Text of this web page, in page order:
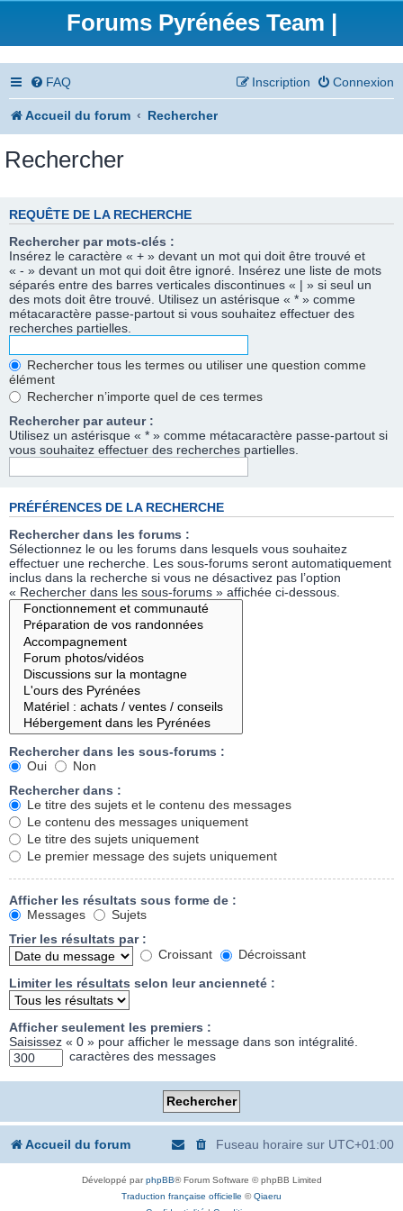
Forums Pyrénées Team |
FAQ Connexion
Inscription
Accueil du forum Rechercher
Rechercher
REQUÊTE DE LA RECHERCHE
Rechercher par mots-clés :
Insérez le caractère « + » devant un mot qui doit être trouvé et
« - » devant un mot qui doit être ignoré. Insérez une liste de mots
séparés entre des barres verticales discontinues « | » si seul un
des mots doit être trouvé. Utilisez un astérisque « * » comme
métacaractère passe-partout si vous souhaitez effectuer des
recherches partielles.
Rechercher tous les termes ou utiliser une question comme
élément
Rechercher n’importe quel de ces termes
Rechercher par auteur :
Utilisez un astérisque « * » comme métacaractère passe-partout si
vous souhaitez effectuer des recherches partielles.
PRÉFÉRENCES DE LA RECHERCHE
Rechercher dans les forums :
Sélectionnez le ou les forums dans lesquels vous souhaitez
effectuer une recherche. Les sous-forums seront automatiquement
inclus dans la recherche si vous ne désactivez pas l’option
« Rechercher dans les sous-forums » affichée ci-dessous.
Rechercher dans les sous-forums :
Oui
Non
Rechercher dans :
Le titre des sujets et le contenu des messages
Le contenu des messages uniquement
Le titre des sujets uniquement
Le premier message des sujets uniquement
Afficher les résultats sous forme de :
Messages
Sujets
Trier les résultats par :
Croissant
Décroissant
Limiter les résultats selon leur ancienneté :
Afficher seulement les premiers :
Saisissez « 0 » pour afficher le message dans son intégralité.
caractères des messages
Accueil du forum Fuseau horaire sur UTC+01:00
Développé parphpBB® Forum Software © phpBB Limited
Traduction française officielle ©Qiaeru